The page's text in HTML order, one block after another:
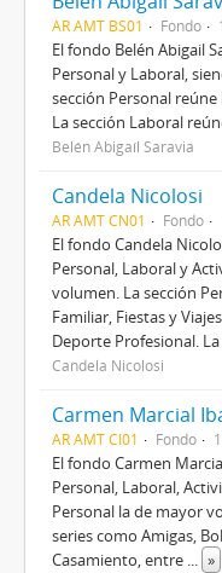
AR AMT BS01 Fondo
El fondo Belén Abigail
Personal y Laboral,
sección Personal
La sección Laboral
Belén Abigaíl Saravia
Candela Nicolosi
AR AMT CN01 Fondo
El fondo Candela
Personal, Laboral y
volumen. La sección
Familiar, Fiestas y
Deporte Profesional. La
Candela Nicolosi
Carmen Marcial
AR AMT CI01 Fondo
El fondo Carmen
Personal, Laboral,
Personal la de mayor
series como Amigas,
Casamiento, entre ... »